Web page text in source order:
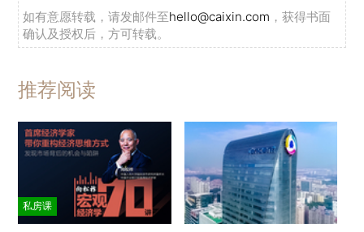
如有意愿转载，请发邮件至hello@caixin.com ，获得书面
确认及授权后，方可转载。
推荐阅读
私房课